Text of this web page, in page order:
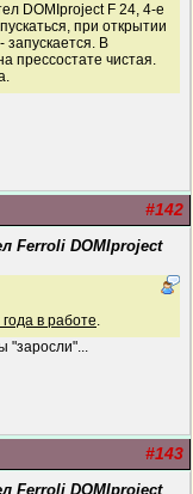
DOMIproject F 24, 4-е
при открытии
запускается. В
прессостате чистая.
#142
Ferroli DOMIproject
в работе.
"заросли"...
#143
Ferroli DOMIproject